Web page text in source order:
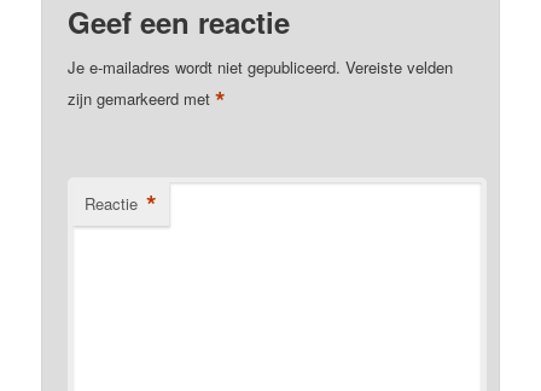
Geef een reactie
Je e-mailadres wordt niet gepubliceerd. Vereiste velden
zijn gemarkeerd met*
Reactie *